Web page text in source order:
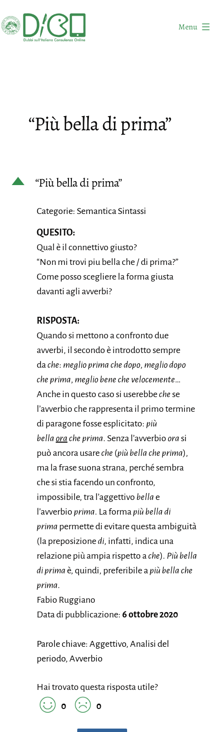
al
contenuto
Menu
“Più bella di prima”
D “Più bella di prima”
Categorie: Semantica Sintassi
QUESITO:
Qual è il connettivo giusto?
“Non mi trovi piu bella che / di prima?”
Come posso scegliere la forma giusta
davanti agli avverbi?
RISPOSTA:
Quando si mettono a confronto due
avverbi, il secondo è introdotto sempre
dache: meglio prima che dopo, meglio dopo
che prima, meglio bene che velocemente…
Anche in questo caso si userebbeche se
l’avverbio che rappresenta il primo termine
di paragone fosse esplicitato: più
bella ora che prima. Senza l’avverbio ora si
può ancora usareche (più bella che prima),
ma la frase suona strana, perché sembra
che si stia facendo un confronto,
impossibile, tra l’aggettivo bella e
l’avverbio prima. La forma più bella di
prima permette di evitare questa ambiguità
(la preposizionedi, infatti, indica una
relazione più ampia rispetto ache). Più bella
di prima è, quindi, preferibile a più bella che
prima.
Fabio Ruggiano
Data di pubblicazione: 6 ottobre 2020
Parole chiave: Aggettivo, Analisi del
periodo, Avverbio
Hai trovato questa risposta utile?
0
0